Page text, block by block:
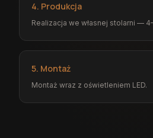
4. Produkcja
Realizacja we własnej stolarni —
5. Montaż
Montaż wraz z oświetleniem LED.